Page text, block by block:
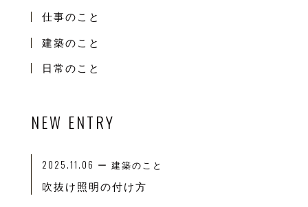
仕事のこと
建築のこと
日常のこと
NEW ENTRY
2025.11.06 ー 建築のこと
吹抜け照明の付け方